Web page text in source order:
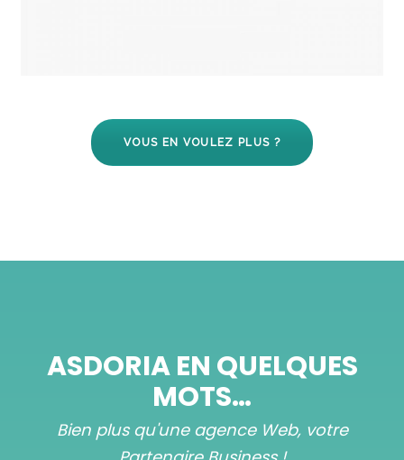
VOUS EN VOULEZ PLUS ?
ASDORIA EN QUELQUES
MOTS…
Bien plus qu'une agence Web, votre